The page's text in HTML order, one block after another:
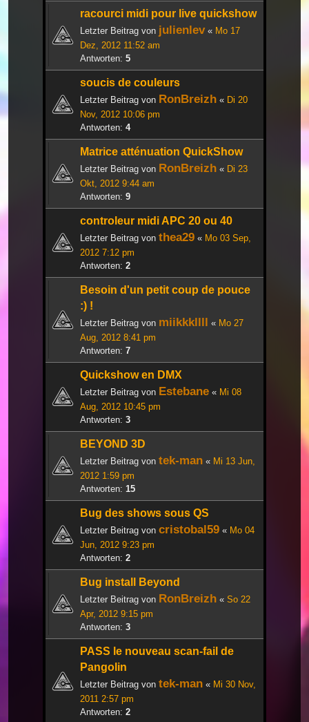
racourci midi pour live quickshow
Letzter Beitrag von julienlev« Mo 17
Dez, 2012 11:52 am
Antworten: 5
soucis de couleurs
Letzter Beitrag von RonBreizh « Di 20
Nov, 2012 10:06 pm
Antworten: 4
Matrice atténuation QuickShow
Letzter Beitrag von RonBreizh « Di 23
Okt, 2012 9:44 am
Antworten: 9
controleur midi APC 20 ou 40
Letzter Beitrag von thea29 « Mo 03 Sep,
2012 7:12 pm
Antworten: 2
Besoin d'un petit coup de pouce
:) !
Letzter Beitrag von miikkkllll « Mo 27
Aug, 2012 8:41 pm
Antworten: 7
Quickshow en DMX
Letzter Beitrag von Estebane « Mi 08
Aug, 2012 10:45 pm
Antworten: 3
BEYOND 3D
Letzter Beitrag von tek-man « Mi 13 Jun,
2012 1:59 pm
Antworten: 15
Bug des shows sous QS
Letzter Beitrag von cristobal59 « Mo 04
Jun, 2012 9:23 pm
Antworten: 2
Bug install Beyond
Letzter Beitrag von RonBreizh « So 22
Apr, 2012 9:15 pm
Antworten: 3
PASS le nouveau scan-fail de
Pangolin
Letzter Beitrag von tek-man « Mi 30 Nov,
2011 2:57 pm
Antworten: 2